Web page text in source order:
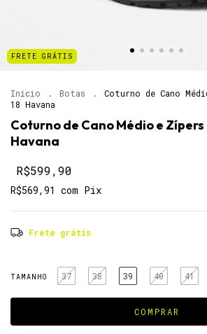
FRETE GRÁTIS
Início . Botas .
Coturno de Cano
18 Havana
Coturno de Cano Médio e
Havana
R$599,90
R$569,91 com Pix
Frete grátis
TAMANHO 37 38 39 40 41